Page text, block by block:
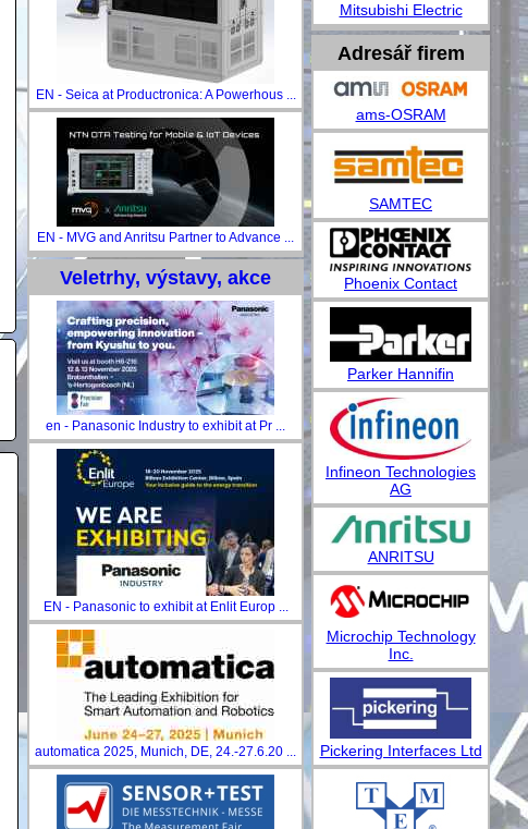
EN - Seica at Productronica: A Powerhous ...
EN - MVG and Anritsu Partner to Advance ...
Veletrhy, výstavy, akce
en - Panasonic Industry to exhibit at Pr ...
EN - Panasonic to exhibit at Enlit Europ ...
automatica 2025, Munich, DE, 24.-27.6.20 ...
Mitsubishi Electric
Adresář firem
ams-OSRAM
SAMTEC
Phoenix Contact
Parker Hannifin
Infineon Technologies
AG
ANRITSU
Microchip Technology
Inc.
Pickering Interfaces Ltd